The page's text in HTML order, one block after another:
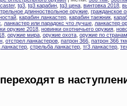
, tg3, tg3 карабин, tg3 цена, винтовка 2018,
длинноствольное оружие, гражданское
, карабин ланкастер, карабин таежник,
, ланкастер или парадокс что лучше, ланкастер
оружие 2018, новинки охотничьего оружия,
, оружие мира, оружие охота, оружие по странам
, отстрел ланкастеров, патрон 366, патрон 366
ланкастер, стрельба ланкастер, тг3 ланкастер,
в